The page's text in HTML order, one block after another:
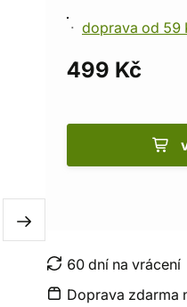
doprava od 59
499 Kč
60 dní na vrácení
Doprava zdarma